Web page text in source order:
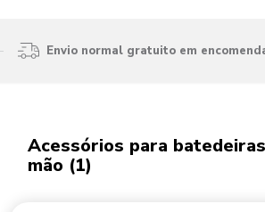
Envio normal gratuito em
Acessórios para
mão (1)